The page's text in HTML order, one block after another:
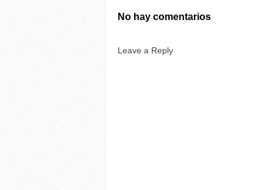
No hay comentarios
Leave a Reply